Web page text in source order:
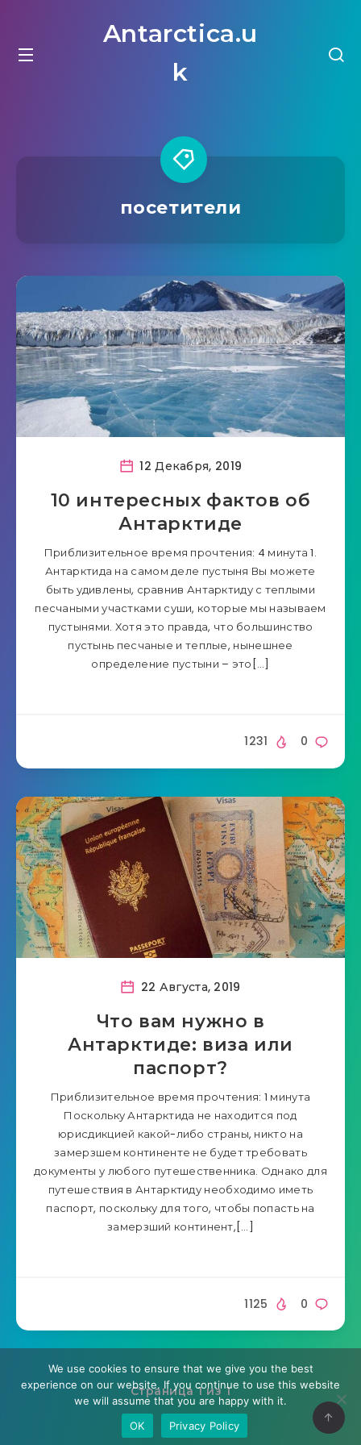
Antarctica.u
k
посетители
12 Декабря, 2019
10 интересных фактов об
Антарктиде
Приблизительное время прочтения: 4 минута 1.
Антарктида на самом деле пустыня Вы можете
быть удивлены, сравнив Антарктиду с теплыми
песчаными участками суши, которые мы называем
пустынями. Хотя это правда, что большинство
пустынь песчаные и теплые, нынешнее
определение пустыни – это[…]
0
1231
22 Августа, 2019
Что вам нужно в
Антарктиде: виза или
паспорт?
Приблизительное время прочтения: 1 минута
Поскольку Антарктида не находится под
юрисдикцией какой-либо страны, никто на
замерзшем континенте не будет требовать
документы у любого путешественника. Однако для
путешествия в Антарктиду необходимо иметь
паспорт, поскольку для того, чтобы попасть на
замерзший континент,[…]
0
1125
Страница 1 из 1
We use cookies to ensure that we give you the best
experience on our website. If you continue to use this website
we will assume that you are happy with it.
OK
Privacy Policy